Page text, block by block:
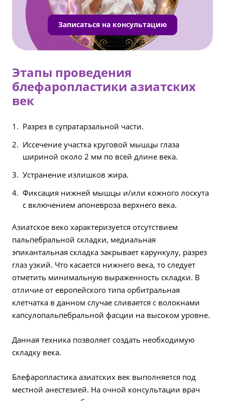
Записаться на консультацию
Этапы проведения
блефаропластики азиатских
век
Разрез в супратарзальной части.
Иссечение участка круговой мышцы глаза
шириной около 2 мм по всей длине века.
Устранение излишков жира.
Фиксация нижней мышцы и/или кожного лоскута
с включением апоневроза верхнего века.
Азиатское веко характеризуется отсутствием
пальпебральной складки, медиальная
эпикантальная складка закрывает карункулу, разрез
глаз узкий. Что касается нижнего века, то следует
отметить минимальную выраженность складки. В
отличие от европейского типа орбитральная
клетчатка в данном случае сливается с волокнами
капсулопальпебральной фасции на высоком уровне.
Данная техника позволяет создать необходимую
складку века.
Блефаропластика азиатских век выполняется под
местной анестезией. На очной консультации врач